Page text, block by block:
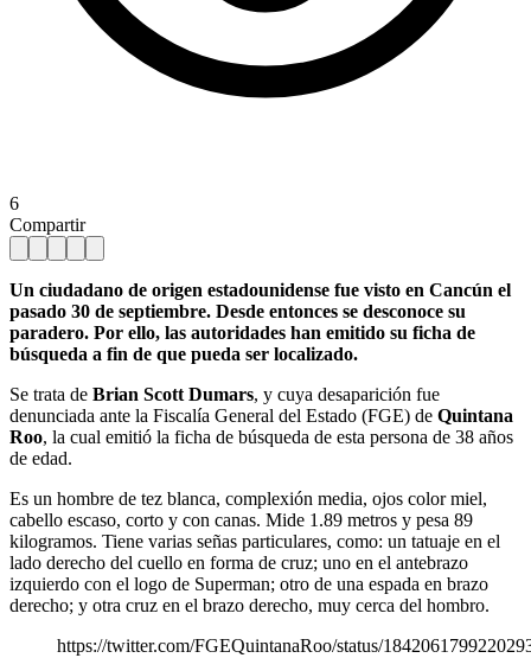
6
Compartir
Un ciudadano de origen estadounidense fue visto en Cancún el
pasado 30 de septiembre. Desde entonces se desconoce su
paradero. Por ello, las autoridades han emitido su ficha de
búsqueda a fin de que pueda ser localizado.
Se trata de Brian Scott Dumars, y cuya desaparición fue
denunciada ante la Fiscalía General del Estado (FGE) de Quintana
Roo, la cual emitió la ficha de búsqueda de esta persona de 38 años
de edad.
Es un hombre de tez blanca, complexión media, ojos color miel,
cabello escaso, corto y con canas. Mide 1.89 metros y pesa 89
kilogramos. Tiene varias señas particulares, como: un tatuaje en el
lado derecho del cuello en forma de cruz; uno en el antebrazo
izquierdo con el logo de Superman; otro de una espada en brazo
derecho; y otra cruz en el brazo derecho, muy cerca del hombro.
https://twitter.com/FGEQuintanaRoo/status/